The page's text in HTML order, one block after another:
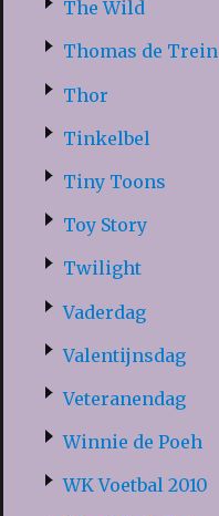
The Wild
Thomas de Trein
Thor
Tinkelbel
Tiny Toons
Toy Story
Twilight
Vaderdag
Valentijnsdag
Veteranendag
Winnie de Poeh
WK Voetbal 2010